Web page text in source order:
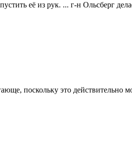
её из рук. ... г-н Ольсберг
поскольку это действительно